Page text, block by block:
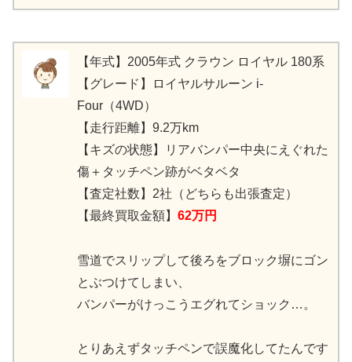
【年式】2005年式 クラウン ロイヤル 180系
【グレード】ロイヤルサルーン i-
Four（4WD）
【走行距離】9.2万km
【キズの状態】リアバンパー中央にえぐれた
傷＋タッチペン跡がベタベタ
【査定社数】2社（どちらも出張査定）
【最終買取金額】 62万円
雪道でスリップして後ろをブロック塀にゴン
とぶつけてしまい、
バンパーがけっこうエグれてショック…。
とりあえずタッチペンで誤魔化してたんです